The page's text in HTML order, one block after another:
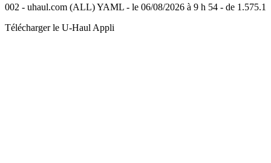
002 - uhaul.com (ALL) YAML - le 06/08/2026 à 9 h 54 - de 1.575.1
Télécharger le U-Haul Appli